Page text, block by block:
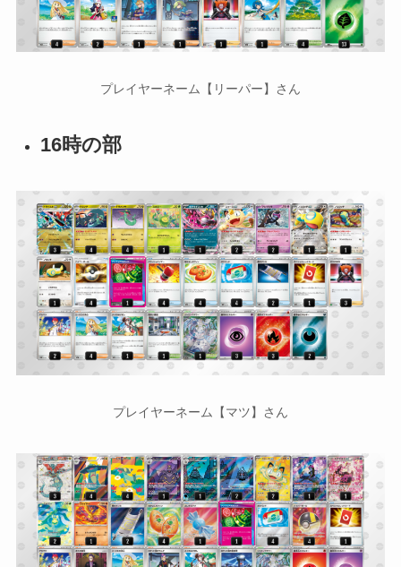
プレイヤーネーム【リーパー】さん
16時の部
プレイヤーネーム【マツ】さん